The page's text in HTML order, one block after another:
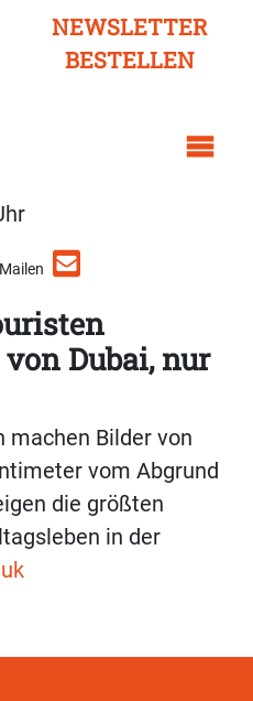
NEWSLETTER
BESTELLEN
Mailen
Dubai, nur
machen Bilder von
vom Abgrund
die größten
in der